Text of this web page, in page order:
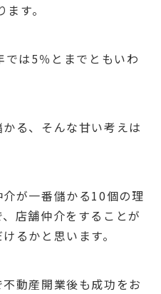
す。
は5％とまでともいわ
る、そんな甘い考えは
が一番儲かる10個の理
店舗仲介をすることが
るかと思います。
動産開業後も成功をお